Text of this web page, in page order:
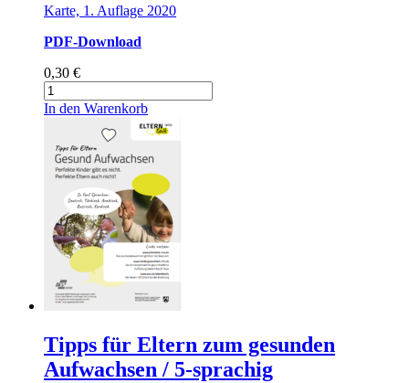
Karte, 1. Auflage 2020
PDF-Download
0,30 €
Tipps
für
gesunden
Aufwachsen
In den Warenkorb
Tipps für Eltern zum gesunden
Aufwachsen / 5-sprachig